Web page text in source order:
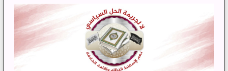
قناتنا على تيليغرام